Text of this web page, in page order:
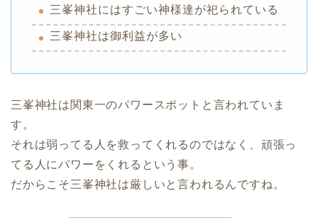
三峯神社にはすごい神様達が祀られている
三峯神社は御利益が多い
三峯神社は関東一のパワースポットと言われていま
す。
それは弱ってる人を救ってくれるのではなく、頑張っ
てる人にパワーをくれるという事。
だからこそ三峯神社は厳しいと言われるんですね。